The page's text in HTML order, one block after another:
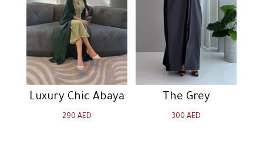
The Grey
300AED
Luxury Chic Abaya
290 AED